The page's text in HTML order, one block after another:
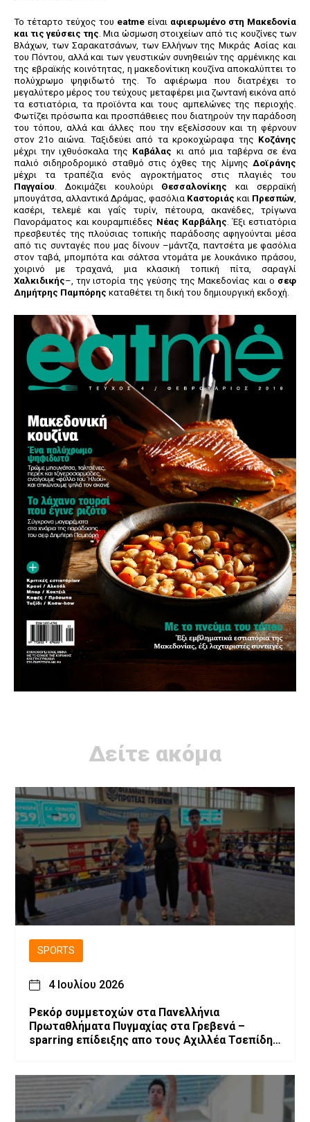
Το τέταρτο τεύχος του eatme είναι αφιερωμένο στη Μακεδονία
και τις γεύσεις της . Μια ώσμωση στοιχείων από τις κουζίνες των
Βλάχων, των Σαρακατσάνων, των Ελλήνων της Μικράς Ασίας και
του Πόντου, αλλά και των γευστικών συνηθειών της αρμένικης και
της εβραϊκής κοινότητας, η μακεδονίτικη κουζίνα αποκαλύπτει το
πολύχρωμο ψηφιδωτό της. Το αφιέρωμα που διατρέχει το
μεγαλύτερο μέρος του τεύχους μεταφέρει μια ζωντανή εικόνα από
τα εστιατόρια, τα προϊόντα και τους αμπελώνες της περιοχής.
Φωτίζει πρόσωπα και προσπάθειες που διατηρούν την παράδοση
του τόπου, αλλά και άλλες που την εξελίσσουν και τη φέρνουν
στον 21ο αιώνα. Ταξιδεύει από τα κροκοχώραφα της Κοζάνης
μέχρι την ιχθυόσκαλα της Καβάλας κι από μια ταβέρνα σε ένα
παλιό σιδηροδρομικό σταθμό στις όχθες της λίμνης Δοϊράνης
μέχρι τα τραπέζια ενός αγροκτήματος στις πλαγιές του
Παγγαίου . Δοκιμάζει κουλούρι Θεσσαλονίκης και σερραϊκή
μπουγάτσα, αλλαντικά Δράμας, φασόλια Καστοριάς και Πρεσπών
κασέρι, τελεμέ και γαΐς τυρίν, πέτουρα, ακανέδες, τρίγωνα
Πανοράματος και κουραμπιέδες Νέας Καρβάλης . Έξι εστιατόρια
πρεσβευτές της πλούσιας τοπικής παράδοσης αφηγούνται μέσα
από τις συνταγές που μας δίνουν –μάντζα, παντσέτα με φασόλια
στον ταβά, μπομπότα και σάλτσα ντομάτα με λουκάνικο πράσου,
χοιρινό με τραχανά, μια κλασική τοπική πίτα, σαραγλί
Χαλκιδικής–, την ιστορία της γεύσης της Μακεδονίας και ο σεφ
Δημήτρης Παμπόρης καταθέτει τη δική του δημιουργική εκδοχή.
Δείτε ακόμα
SPORTS
4 Ιουλίου 2026
Ρεκόρ συμμετοχών στα Πανελλήνια
Πρωταθλήματα Πυγμαχίας στα Γρεβενά –
sparring επίδειξης απο τους Αχιλλέα Τσεπίδη